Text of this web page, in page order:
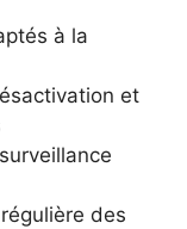
à la
et
des